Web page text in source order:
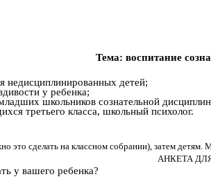
Тема: воспитание
недисциплинированных детей;
у ребенка;
школьников сознательной
третьего класса, школьный психолог.
это сделать на классном собрании), затем
АНКЕТА
у вашего ребенка?